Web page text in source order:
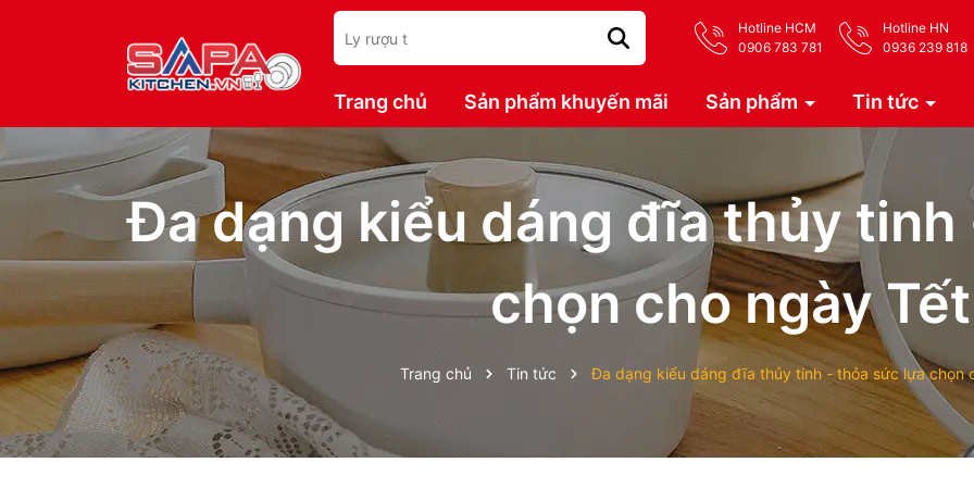
Hotline HCM
0906 783 781
Hotline HN
0936 239 818
Trang chủ Sản phẩm khuyến mãi Sản phẩm Tin tức
Đa dạng kiểu dáng đĩa thủy
chọn cho ngày Tết
Trang chủ Tin tức Đa dạng kiểu dáng đĩa thủy tinh - thỏa sức lựa chọn